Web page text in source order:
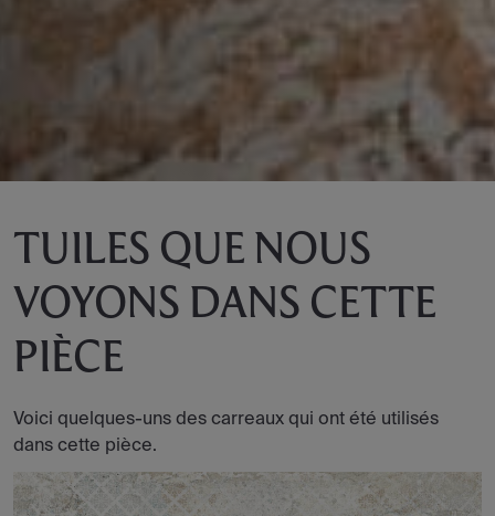
TUILES QUE NOUS
VOYONS DANS CETTE
PIÈCE
Voici quelques-uns des carreaux qui ont été utilisés
dans cette pièce.